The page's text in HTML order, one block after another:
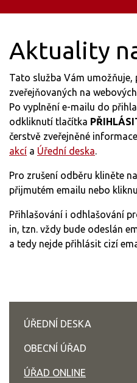
Aktuality
Tato služba Vám
zveřejňovaných na
Po vyplnění e-mailu do
odkliknutí tlačítka
čerstvě zveřejněné
akcí a Úřední deska.
Pro zrušení odběru kliněte
přijmutém emailu nebo
Přihlašování i odhlašování
in, tzn. vždy bude odeslán
a tedy nejde přihlásit cizí
ÚŘEDNÍ DESKA
OBECNÍ ÚŘAD
ÚŘAD ONLINE